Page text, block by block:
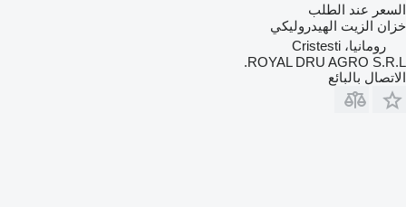
السعر عند الطلب
خزان الزيت الهيدروليكي
رومانيا، Cristesti
ROYAL DRU AGRO S.R.L.
الاتصال بالبائع